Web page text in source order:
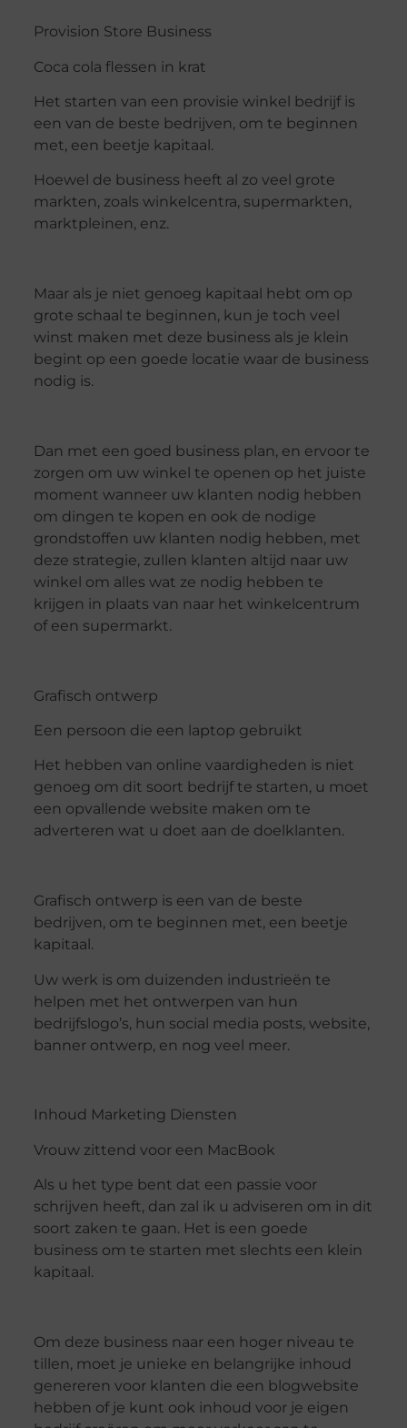
Provision Store Business
Coca cola flessen in krat
Het starten van een provisie winkel bedrijf is
een van de beste bedrijven, om te beginnen
met, een beetje kapitaal.
Hoewel de business heeft al zo veel grote
markten, zoals winkelcentra, supermarkten,
marktpleinen, enz.
Maar als je niet genoeg kapitaal hebt om op
grote schaal te beginnen, kun je toch veel
winst maken met deze business als je klein
begint op een goede locatie waar de business
nodig is.
Dan met een goed business plan, en ervoor te
zorgen om uw winkel te openen op het juiste
moment wanneer uw klanten nodig hebben
om dingen te kopen en ook de nodige
grondstoffen uw klanten nodig hebben, met
deze strategie, zullen klanten altijd naar uw
winkel om alles wat ze nodig hebben te
krijgen in plaats van naar het winkelcentrum
of een supermarkt.
Grafisch ontwerp
Een persoon die een laptop gebruikt
Het hebben van online vaardigheden is niet
genoeg om dit soort bedrijf te starten, u moet
een opvallende website maken om te
adverteren wat u doet aan de doelklanten.
Grafisch ontwerp is een van de beste
bedrijven, om te beginnen met, een beetje
kapitaal.
Uw werk is om duizenden industrieën te
helpen met het ontwerpen van hun
bedrijfslogo’s, hun social media posts, website,
banner ontwerp, en nog veel meer.
Inhoud Marketing Diensten
Vrouw zittend voor een MacBook
Als u het type bent dat een passie voor
schrijven heeft, dan zal ik u adviseren om in dit
soort zaken te gaan. Het is een goede
business om te starten met slechts een klein
kapitaal.
Om deze business naar een hoger niveau te
tillen, moet je unieke en belangrijke inhoud
genereren voor klanten die een blogwebsite
hebben of je kunt ook inhoud voor je eigen